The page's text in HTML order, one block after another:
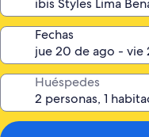
Fechas
Huéspedes